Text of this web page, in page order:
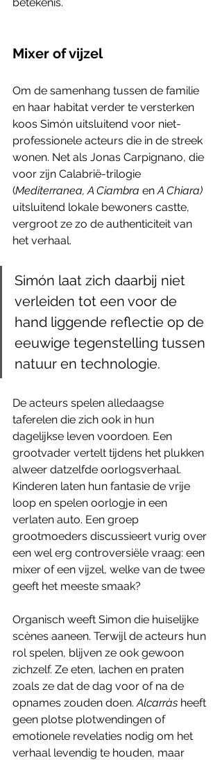
Mixer of vijzel
Om de samenhang tussen de familie
en haar habitat verder te versterken
koos Simón uitsluitend voor niet-
professionele acteurs die in de streek
wonen. Net als Jonas Carpignano, die
voor zijn Calabrië-trilogie
(Mediterranea, A Ciambra en A Chiara)
uitsluitend lokale bewoners castte,
vergroot ze zo de authenticiteit van
het verhaal.
Simón laat zich daarbij niet
verleiden tot een voor de
hand liggende reflectie op de
eeuwige tegenstelling tussen
natuur en technologie.
De acteurs spelen alledaagse
taferelen die zich ook in hun
dagelijkse leven voordoen. Een
grootvader vertelt tijdens het plukken
alweer datzelfde oorlogsverhaal.
Kinderen laten hun fantasie de vrije
loop en spelen oorlogje in een
verlaten auto. Een groep
grootmoeders discussieert vurig over
een wel erg controversiële vraag: een
mixer of een vijzel, welke van de twee
geeft het meeste smaak?
Organisch weeft Simon die huiselijke
scènes aaneen. Terwijl de acteurs hun
rol spelen, blijven ze ook gewoon
zichzelf. Ze eten, lachen en praten
zoals ze dat de dag voor of na de
opnames zouden doen. Alcarràs heeft
geen plotse plotwendingen of
emotionele revelaties nodig om het
verhaal levendig te houden, maar